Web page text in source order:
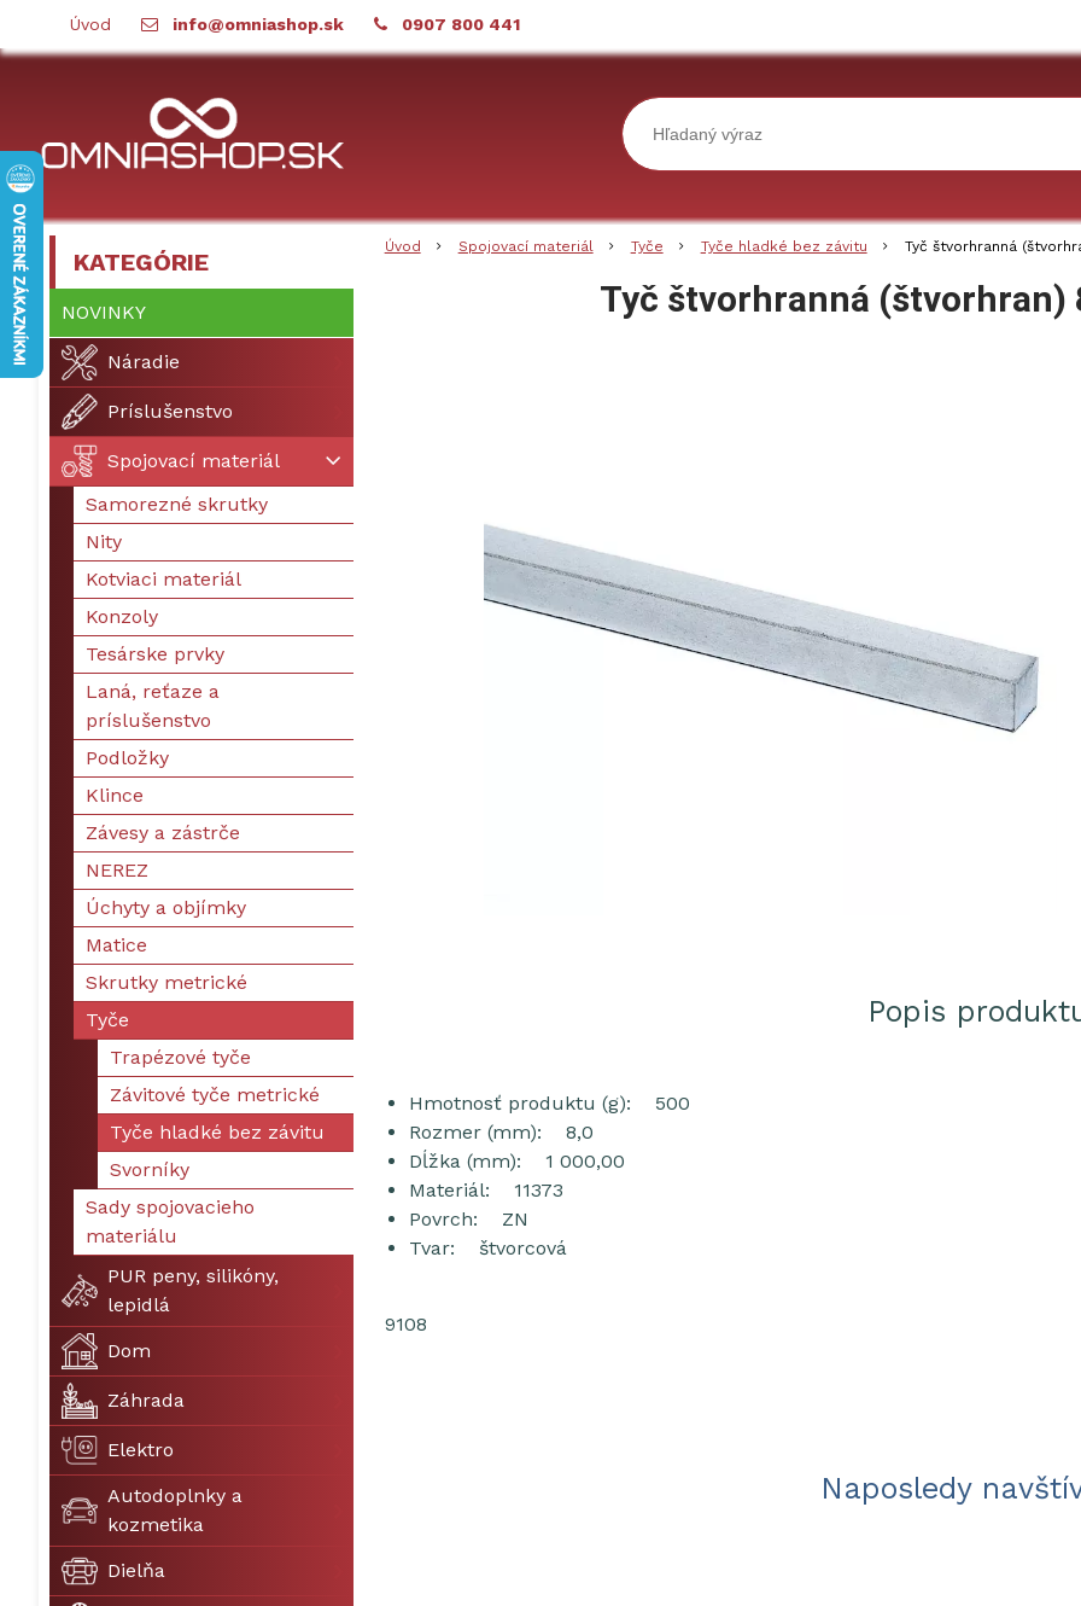
Úvod info@omniashop.sk 0907 800 441
Úvod Spojovací materiál Tyče Tyče hladké bez závitu Tyč štvorhranná
Tyč štvorhranná (štvorhran)
Popis
Hmotnosť produktu (g): 500
Rozmer (mm): 8,0
Dĺžka (mm): 1 000,00
Materiál: 11373
Povrch: ZN
Tvar: štvorcová
9108
Naposledy
KATEGÓRIE
NOVINKY
Náradie
Príslušenstvo
Spojovací materiál
Samorezné skrutky
Nity
Kotviaci materiál
Konzoly
Tesárske prvky
Laná, reťaze a
príslušenstvo
Podložky
Klince
Závesy a zástrče
NEREZ
Úchyty a objímky
Matice
Skrutky metrické
Tyče
Trapézové tyče
Závitové tyče metrické
Tyče hladké bez závitu
Svorníky
Sady spojovacieho
materiálu
PUR peny, silikóny,
lepidlá
Dom
Záhrada
Elektro
Autodoplnky a
kozmetika
Dielňa